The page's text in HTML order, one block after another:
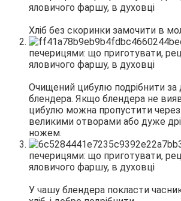
Хліб без скоринки замочити в
Очищений цибулю подрібнити
блендера. Якщо блендера не
цибулю можна пропустити через
великими отворами або дуже
ножем.
У чашу блендера покласти